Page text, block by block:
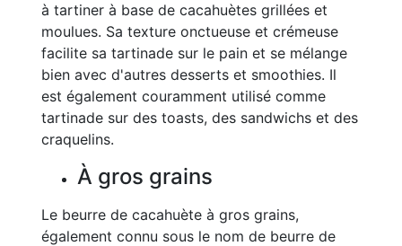
à tartiner à base de cacahuètes grillées et
moulues. Sa texture onctueuse et crémeuse
facilite sa tartinade sur le pain et se mélange
bien avec d'autres desserts et smoothies. Il
est également couramment utilisé comme
tartinade sur des toasts, des sandwichs et des
craquelins.
À gros grains
Le beurre de cacahuète à gros grains,
également connu sous le nom de beurre de